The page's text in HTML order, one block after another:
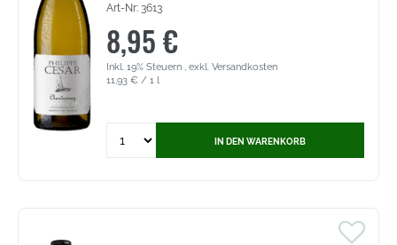
Art-Nr: 3613
8,95 €
Inkl. 19% Steuern , exkl. Versandkosten
11,93 € / 1 l
for
Cesar
IN DEN WARENKORB